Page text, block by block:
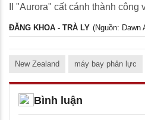
II "Aurora" cất cánh thành
ĐĂNG KHOA - TRÀ LY (Nguồn: Dawn
New Zealand máy bay phản lực
Bình luận